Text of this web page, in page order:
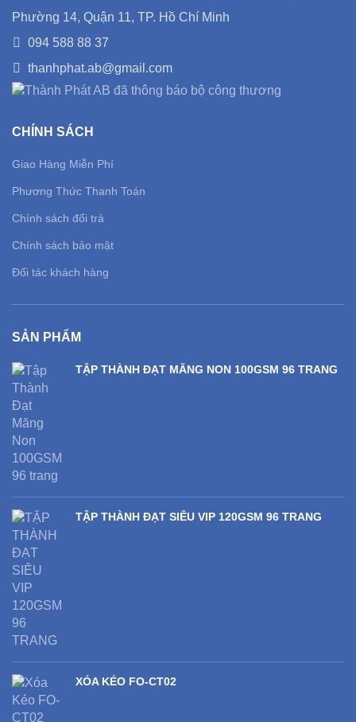
Phường 14, Quận 11, TP. Hồ Chí Minh
094 588 88 37
thanhphat.ab@gmail.com
CHÍNH SÁCH
Giao Hàng Miễn Phí
Phương Thức Thanh Toán
Chính sách đổi trả
Chính sách bảo mật
Đối tác khách hàng
SẢN PHẨM
TẬP THÀNH ĐẠT MĂNG NON 100GSM 96 TRANG
TẬP THÀNH ĐẠT SIÊU VIP 120GSM 96 TRANG
XÓA KÉO FO-CT02